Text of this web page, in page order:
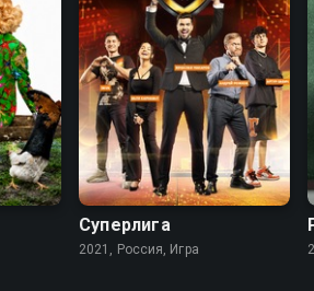
5.1
Суперлига
2021, Россия, Игра